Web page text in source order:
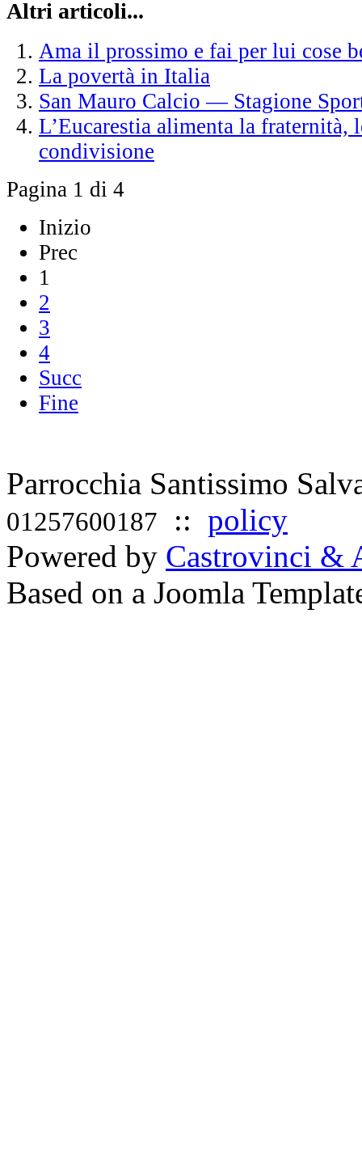
Altri articoli...
Ama il prossimo e fai per lui cose
La povertà in Italia
San Mauro Calcio — Stagione
L’Eucarestia alimenta la fraternità,
condivisione
Pagina 1 di 4
Inizio
Prec
1
2
3
4
Succ
Fine
Parrocchia Santissimo
01257600187 :: policy
Powered by Castrovinci &
Based on a Joomla